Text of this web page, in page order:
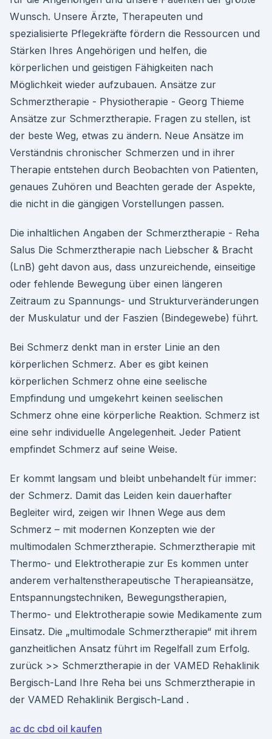
Wunsch. Unsere Ärzte, Therapeuten und
spezialisierte Pflegekräfte fördern die Ressourcen und
Stärken Ihres Angehörigen und helfen, die
körperlichen und geistigen Fähigkeiten nach
Möglichkeit wieder aufzubauen. Ansätze zur
Schmerztherapie - Physiotherapie - Georg Thieme
Ansätze zur Schmerztherapie. Fragen zu stellen, ist
der beste Weg, etwas zu ändern. Neue Ansätze im
Verständnis chronischer Schmerzen und in ihrer
Therapie entstehen durch Beobachten von Patienten,
genaues Zuhören und Beachten gerade der Aspekte,
die nicht in die gängigen Vorstellungen passen.
Die inhaltlichen Angaben der Schmerztherapie - Reha
Salus Die Schmerztherapie nach Liebscher & Bracht
(LnB) geht davon aus, dass unzureichende, einseitige
oder fehlende Bewegung über einen längeren
Zeitraum zu Spannungs- und Strukturveränderungen
der Muskulatur und der Faszien (Bindegewebe) führt.
Bei Schmerz denkt man in erster Linie an den
körperlichen Schmerz. Aber es gibt keinen
körperlichen Schmerz ohne eine seelische
Empfindung und umgekehrt keinen seelischen
Schmerz ohne eine körperliche Reaktion. Schmerz ist
eine sehr individuelle Angelegenheit. Jeder Patient
empfindet Schmerz auf seine Weise.
Er kommt langsam und bleibt unbehandelt für immer:
der Schmerz. Damit das Leiden kein dauerhafter
Begleiter wird, zeigen wir Ihnen Wege aus dem
Schmerz – mit modernen Konzepten wie der
multimodalen Schmerztherapie. Schmerztherapie mit
Thermo- und Elektrotherapie zur Es kommen unter
anderem verhaltenstherapeutische Therapieansätze,
Entspannungstechniken, Bewegungstherapien,
Thermo- und Elektrotherapie sowie Medikamente zum
Einsatz. Die „multimodale Schmerztherapie“ mit ihrem
ganzheitlichen Ansatz führt im Regelfall zum Erfolg.
zurück >> Schmerztherapie in der VAMED Rehaklinik
Bergisch-Land Ihre Reha bei uns Schmerztherapie in
der VAMED Rehaklinik Bergisch-Land .
ac dc cbd oil kaufen